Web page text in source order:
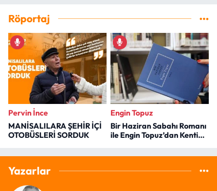
Röportaj
Pervin İnce
MANİSALILARA ŞEHİR İÇİ
OTOBÜSLERİ SORDUK
Engin Topuz
Bir Haziran Sabahı Romanı
ile Engin Topuz’dan Kenti
Yazarlar